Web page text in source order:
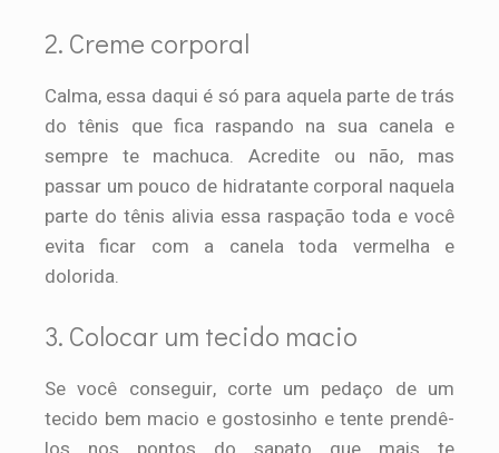
2. Creme corporal
Calma, essa daqui é só para aquela parte de trás
do tênis que fica raspando na sua canela e
sempre te machuca. Acredite ou não, mas
passar um pouco de hidratante corporal naquela
parte do tênis alivia essa raspação toda e você
evita ficar com a canela toda vermelha e
dolorida.
3. Colocar um tecido macio
Se você conseguir, corte um pedaço de um
tecido bem macio e gostosinho e tente prendê-